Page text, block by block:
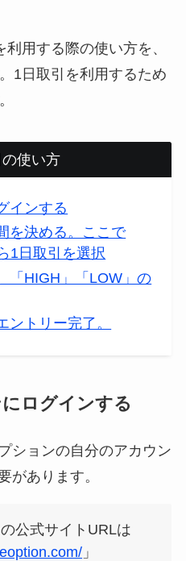
用する際の使い方を、
1日取引を利用するため
使い方
インする
を決める。ここで
1日取引を選択
「HIGH」「LOW」の
ントリー完了。
ログインする
ションの自分のアカウン
があります。
公式サイトURLは
」